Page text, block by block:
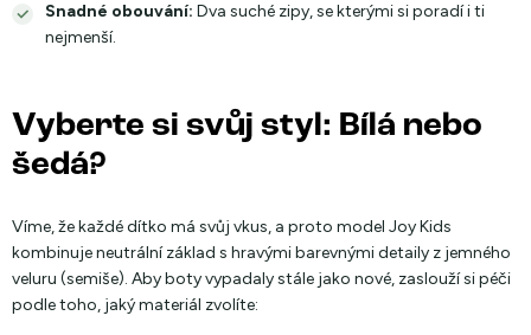
Snadné obouvání: Dva suché zipy, se kterými si poradí i ti
nejmenší.
Vyberte si svůj styl: Bílá nebo
šedá?
Víme, že každé dítko má svůj vkus, a proto model Joy Kids
kombinuje neutrální základ s hravými barevnými detaily z jemného
veluru (semiše). Aby boty vypadaly stále jako nové, zaslouží si péči
podle toho, jaký materiál zvolíte: